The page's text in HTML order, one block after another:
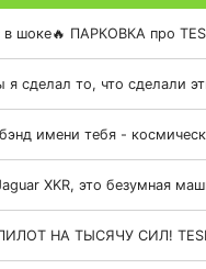
в шоке🔥 ПАРКОВКА про
я сделал то, что сделали
имени тебя -
XKR, это безумная
НА ТЫСЯЧУ СИЛ!